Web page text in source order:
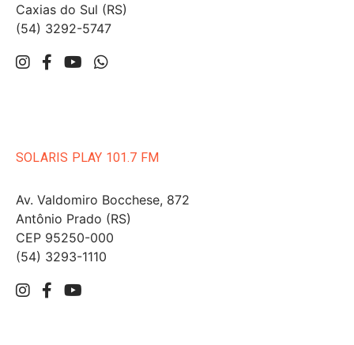
Caxias do Sul (RS)
(54) 3292-5747
SOLARIS PLAY 101.7 FM
Av. Valdomiro Bocchese, 872
Antônio Prado (RS)
CEP 95250-000
(54) 3293-1110